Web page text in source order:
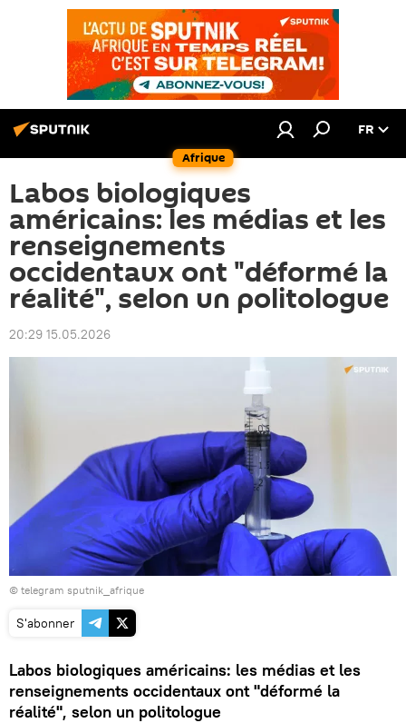
Afrique
FR
Labos biologiques
américains: les médias et les
renseignements
occidentaux ont "déformé la
réalité", selon un politologue
20:29 15.05.2026
© telegram sputnik_afrique
S'abonner
Labos biologiques américains: les médias et les
renseignements occidentaux ont "déformé la
réalité", selon un politologue